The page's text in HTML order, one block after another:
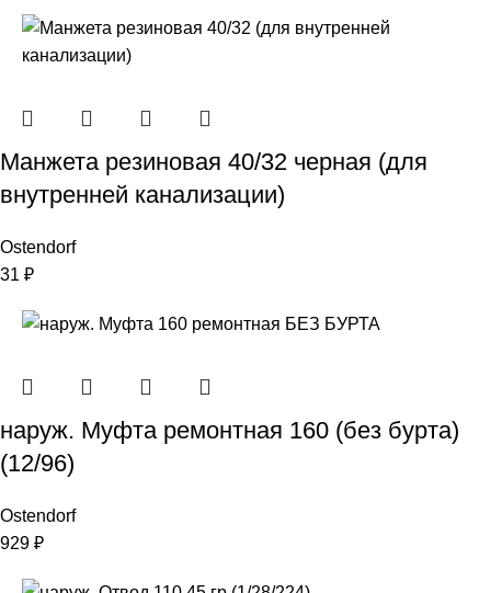
Манжета резиновая 40/32 черная (для
внутренней канализации)
Ostendorf
31 ₽
наруж. Муфта ремонтная 160 (без бурта)
(12/96)
Ostendorf
929 ₽